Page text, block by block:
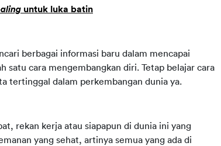
untuk luka batin
berbagai informasi baru dalam mencapai
satu cara mengembangkan diri. Tetap belajar cara
tertinggal dalam perkembangan dunia ya.
rekan kerja atau siapapun di dunia ini yang
yang sehat, artinya semua yang ada di